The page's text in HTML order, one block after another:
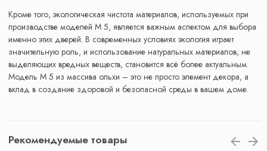
Кроме того, экологическая чистота материалов, используемых при
производстве моделей М 5, является важным аспектом для выбора
именно этих дверей. В современных условиях экология играет
значительную роль, и использование натуральных материалов, не
выделяющих вредных веществ, становится всё более актуальным.
Модель М 5 из массива ольхи – это не просто элемент декора, а
вклад в создание здоровой и безопасной среды в вашем доме.
Рекомендуемые товары